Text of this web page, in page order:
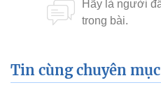
Tin cùng chuyên mục